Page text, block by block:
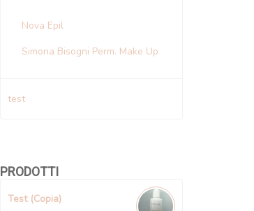
Nova Epil
Simona Bisogni Perm. Make Up
test
PRODOTTI
Test (Copia)